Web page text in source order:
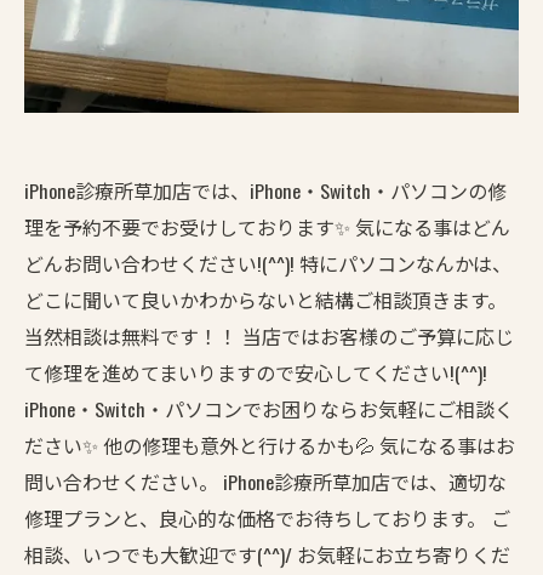
iPhone診療所草加店では、iPhone・Switch・パソコンの修
理を予約不要でお受けしております✨ 気になる事はどん
どんお問い合わせください!(^^)! 特にパソコンなんかは、
どこに聞いて良いかわからないと結構ご相談頂きます。
当然相談は無料です！！ 当店ではお客様のご予算に応じ
て修理を進めてまいりますので安心してください!(^^)!
iPhone・Switch・パソコンでお困りならお気軽にご相談く
ださい✨ 他の修理も意外と行けるかも💦 気になる事はお
問い合わせください。 iPhone診療所草加店では、適切な
修理プランと、良心的な価格でお待ちしております。 ご
相談、いつでも大歓迎です(^^)/ お気軽にお立ち寄りくだ